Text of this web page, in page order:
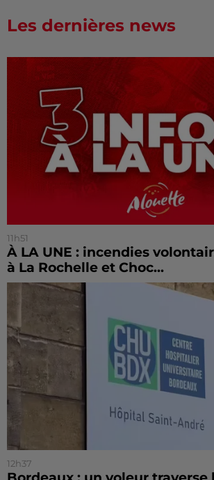
Les dernières news
11h51
À LA UNE : incendies
à La Rochelle et Choc...
12h37